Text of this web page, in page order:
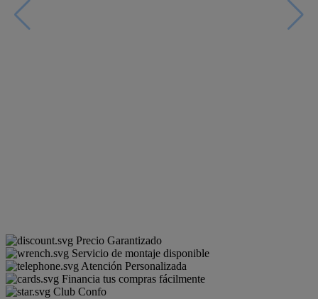
Precio Garantizado
Servicio de montaje disponible
Atención Personalizada
Financia tus compras fácilmente
Club Confo